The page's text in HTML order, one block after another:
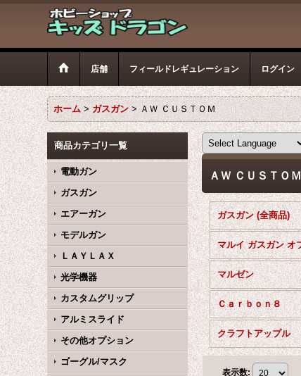
店舗 フィールドレギュレーション ログイン
ホーム > ガスガン > ＡＷ ＣＵＳＴＯＭ
商品カテゴリ一覧
電動ガン
ガスガン
エアーガン
モデルガン
ＬＡＹＬＡＸ
光学機器
カスタムグリップ
アルミスライド
その他オプション
ゴーグル/マスク
ＡＷ ＣＵＳＴＯＭ
ガスガン (全商品)
マルゼン
Ｃａｒｂｏｎ８
クラフトアップル
表示数: